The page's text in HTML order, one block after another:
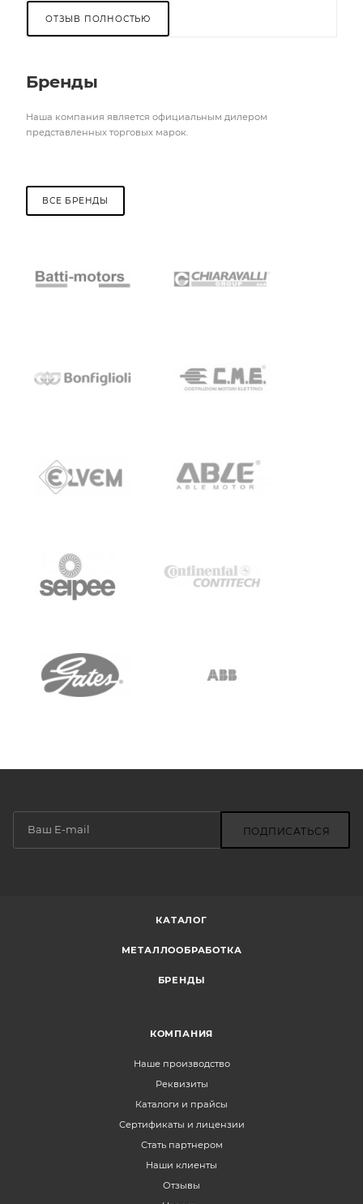
ОТЗЫВ ПОЛНОСТЬЮ
Бренды
Наша компания является официальным дилером
представленных торговых марок.
ВСЕ БРЕНДЫ
ПОДПИСАТЬСЯ
КАТАЛОГ
МЕТАЛЛООБРАБОТКА
БРЕНДЫ
КОМПАНИЯ
Наше производство
Реквизиты
Каталоги и прайсы
Сертификаты и лицензии
Стать партнером
Наши клиенты
Отзывы